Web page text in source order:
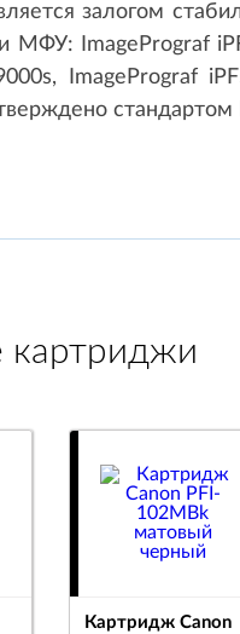
залогом
МФУ: ImagePrograf
ImagePrograf
стандартом
картриджи
Картридж Canon